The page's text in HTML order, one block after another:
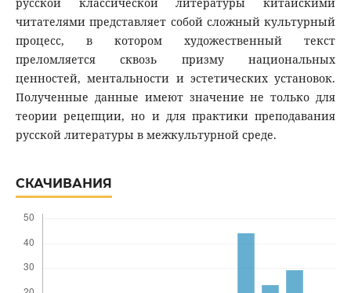
читателями представляет собой сложный культурный
процесс, в котором художественный текст
преломляется сквозь призму национальных
ценностей, ментальности и эстетических установок.
Полученные данные имеют значение не только для
теории рецепции, но и для практики преподавания
русской литературы в межкультурной среде.
СКАЧИВАНИЯ